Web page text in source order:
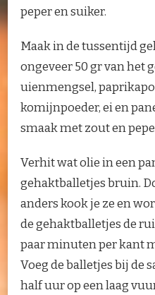
peper en suiker.
Maak in de tussentijd
ongeveer 50 gr van het
uienmengsel,
komijnpoeder, ei en
smaak met zout en
Verhit wat olie in een
gehaktballetjes bruin.
anders kook je ze en
de gehaktballetjes de
paar minuten per kant
Voeg de balletjes bij de
half uur op een laag